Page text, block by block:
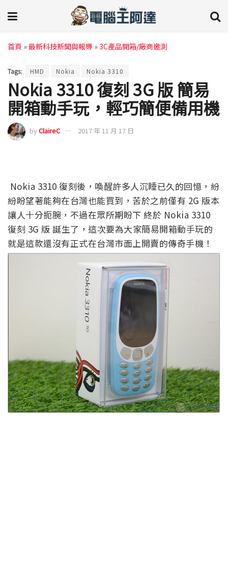
首頁 »最新科技新聞與報導 »3C產品開箱/廠商邀測
Tags: HMD Nokia Nokia 3310
Nokia 3310 復刻 3G 版 簡易
開箱動手玩，輕巧簡便備用機
byClaireC 2017 年 11 月 17 日
Nokia 3310 復刻後，喚醒許多人沉睡已久的回憶，紛
紛盼望著能夠在台灣也能買到，苦於之前僅有 2G 版本
讓人十分扼腕，不過在眾所期盼下 終於 Nokia 3310
復刻 3G 版 誕生了，這次要為大家簡易開箱動手玩的
就是這款還沒有正式在台灣市面上開賣的傳奇手機！